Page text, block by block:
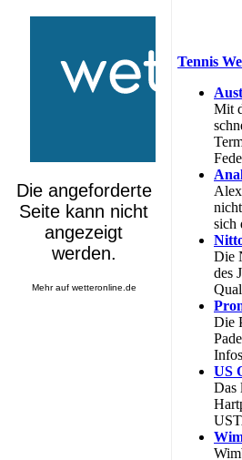
Mehr auf wetteronline.de
Tennis
Mit
sich
Die
des
Die
US
Das